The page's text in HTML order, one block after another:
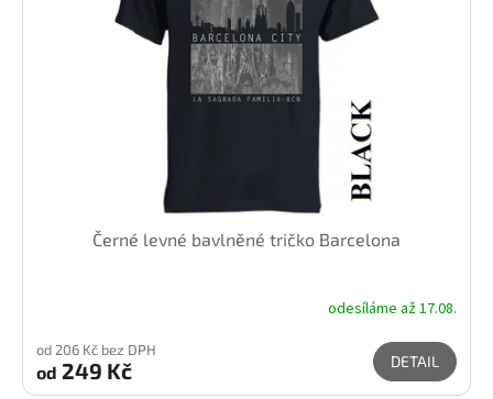
Černé levné bavlněné tričko Barcelona
odesíláme až 17.08.
od 206 Kč bez DPH
od 249 Kč DETAIL